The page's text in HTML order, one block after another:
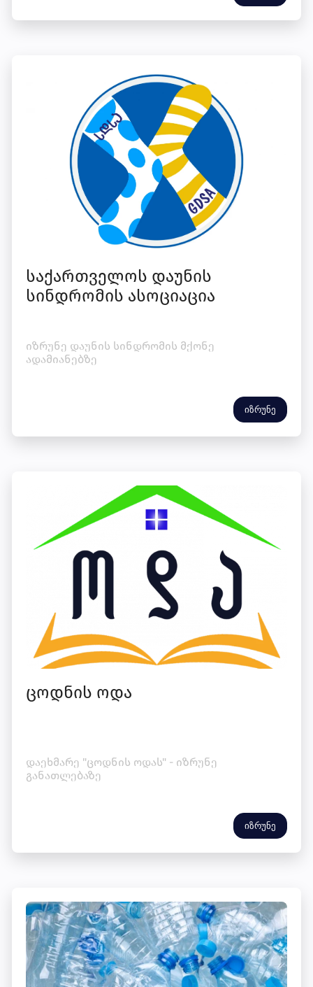
საქართველოს დაუნის
სინდრომის ასოციაცია
იზრუნე დაუნის სინდრომის მქონე
ადამიანებზე
იზრუნე
ცოდნის ოდა
დაეხმარე "ცოდნის ოდას" - იზრუნე
განათლებაზე
იზრუნე